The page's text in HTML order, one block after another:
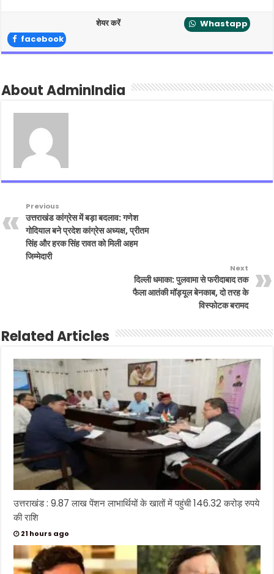
शेयर करें
Whastapp
facebook
About AdminIndia
Previous
उत्तराखंड कांग्रेस में बड़ा बदलाव: गणेश
गोदियाल बने प्रदेश कांग्रेस अध्यक्ष, प्रीतम
सिंह और हरक सिंह रावत को मिली अहम
जिम्मेदारी
Next
दिल्ली धमाका: पुलवामा से फरीदाबाद तक
फैला आतंकी मॉड्यूल बेनकाब, दो तरह के
विस्फोटक बरामद
Related Articles
उत्तराखंड : 9.87 लाख पेंशन लाभार्थियों के खातों में पहुंची 146.32 करोड़ रुपये
की राशि
21 hours ago